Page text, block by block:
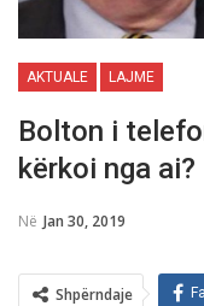
AKTUALE LAJME
Bolton i
kërkoi nga ai?
Në Jan 30, 2019
Shpërndaje